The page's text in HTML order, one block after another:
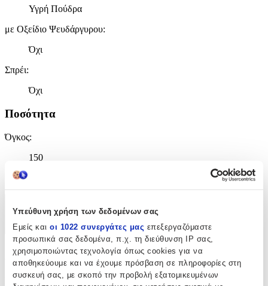
Υπεύθυνη χρήση των δεδομένων σας
Εμείς και οι 1022 συνεργάτες μας επεξεργαζόμαστε
προσωπικά σας δεδομένα, π.χ. τη διεύθυνση IP σας,
χρησιμοποιώντας τεχνολογία όπως cookies για να
αποθηκεύουμε και να έχουμε πρόσβαση σε πληροφορίες στη
συσκευή σας, με σκοπό την προβολή εξατομικευμένων
Υγρή Πούδρα
με Οξείδιο Ψευδάργυρου:
Όχι
Σπρέι:
Όχι
Ποσότητα
Όγκος:
150
Χαρακτηριστικά
+
Χαρακτηριστικά
Κατασκευαστής :